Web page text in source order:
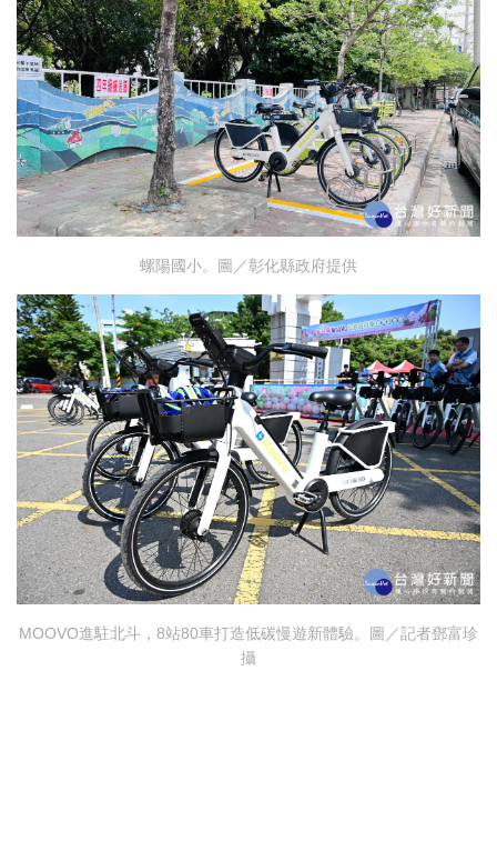
螺陽國小。圖／彰化縣政府提供
MOOVO進駐北斗，8站80車打造低碳慢遊新體驗。圖／記者鄧富珍
攝